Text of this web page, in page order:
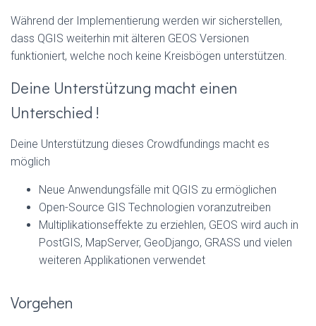
Während der Implementierung werden wir sicherstellen,
dass QGIS weiterhin mit älteren GEOS Versionen
funktioniert, welche noch keine Kreisbögen unterstützen.
Deine Unterstützung macht einen
Unterschied !
Deine Unterstützung dieses Crowdfundings macht es
möglich
Neue Anwendungsfälle mit QGIS zu ermöglichen
Open-Source GIS Technologien voranzutreiben
Multiplikationseffekte zu erziehlen, GEOS wird auch in
PostGIS, MapServer, GeoDjango, GRASS und vielen
weiteren Applikationen verwendet
Vorgehen